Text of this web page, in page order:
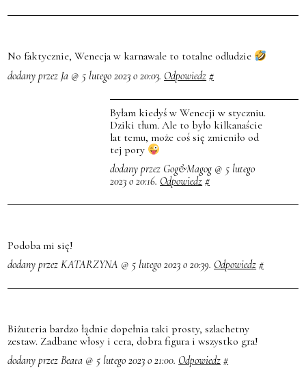
No faktycznie, Wenecja w karnawale to totalne odludzie
dodany przez Ja @ 5 lutego 2023 o 20:03. Odpowiedz #
Byłam kiedyś w Wenecji w styczniu.
Dziki tłum. Ale to było kilkanaście
lat temu, może coś się zmieniło od
tej pory
dodany przez Gog&Magog @ 5 lutego
2023 o 20:16. Odpowiedz #
Podoba mi się!
dodany przez KATARZYNA @ 5 lutego 2023 o 20:39. Odpowiedz #
Biżuteria bardzo łądnie dopełnia taki prosty, szlachetny
zestaw. Zadbane włosy i cera, dobra figura i wszystko gra!
dodany przez Beata @ 5 lutego 2023 o 21:00. Odpowiedz #